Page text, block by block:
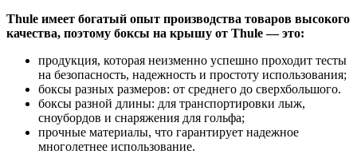
Thule имеет богатый опыт производства товаров высокого
качества, поэтому боксы на крышу от Thule — это:
продукция, которая неизменно успешно проходит тесты
на безопасность, надежность и простоту использования;
боксы разных размеров: от среднего до сверхбольшого.
боксы разной длины: для транспортировки лыж,
сноубордов и снаряжения для гольфа;
прочные материалы, что гарантирует надежное
многолетнее использование.